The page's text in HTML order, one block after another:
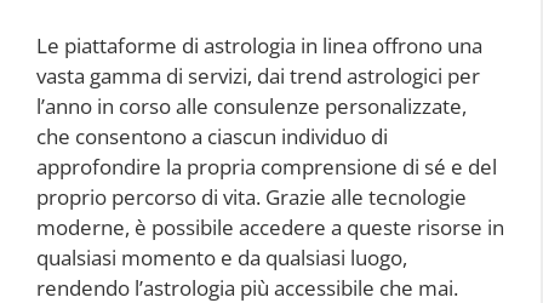
Le piattaforme di astrologia in linea offrono una
vasta gamma di servizi, dai trend astrologici per
l’anno in corso alle consulenze personalizzate,
che consentono a ciascun individuo di
approfondire la propria comprensione di sé e del
proprio percorso di vita. Grazie alle tecnologie
moderne, è possibile accedere a queste risorse in
qualsiasi momento e da qualsiasi luogo,
rendendo l’astrologia più accessibile che mai.